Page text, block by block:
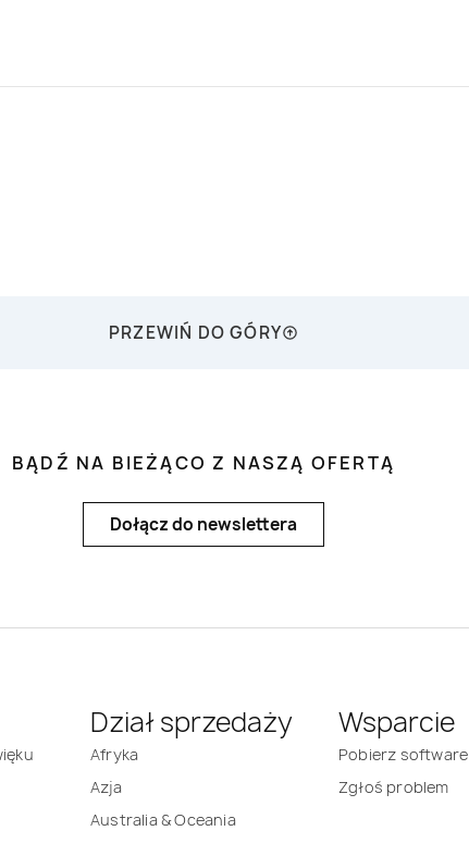
PRZEWIŃ DO GÓRY
BĄDŹ NA BIEŻĄCO Z NASZĄ OFERTĄ
Dołącz do newslettera
Dział sprzedaży
Afryka
Azja
Australia & Oceania
Wsparcie
Pobierz software
Zgłoś problem